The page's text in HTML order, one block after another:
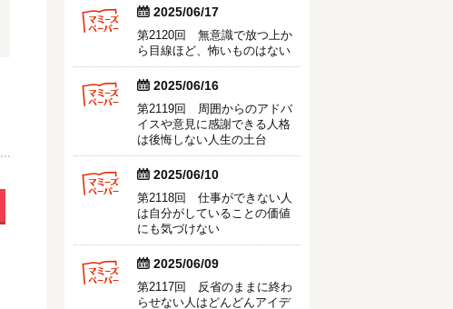
  2025/06/17
第2120回 無意識で放つ上か
ら目線ほど、怖いものはない
  2025/06/16
第2119回 周囲からのアドバ
イスや意見に感謝できる人格
は後悔しない人生の土台
  2025/06/10
第2118回 仕事ができない人
は自分がしていることの価値
にも気づけない
  2025/06/09
第2117回 反省のままに終わ
らせない人はどんどんアイデ